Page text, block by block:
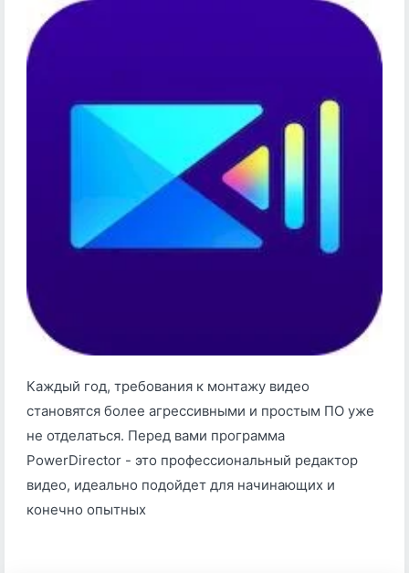
Каждый год, требования к монтажу видео
становятся более агрессивными и простым ПО уже
не отделаться. Перед вами программа
PowerDirector - это профессиональный редактор
видео, идеально подойдет для начинающих и
конечно опытных